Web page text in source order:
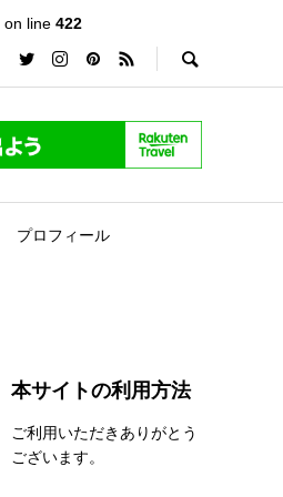
on line 422
プロフィール
本サイトの利用方法
ご利用いただきありがとう
ございます。